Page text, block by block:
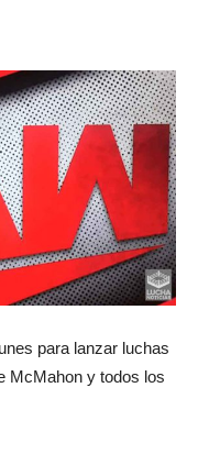
para lanzar luchas
McMahon y todos los